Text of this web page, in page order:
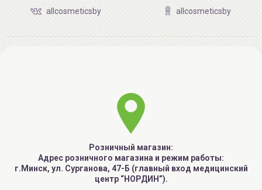
allcosmeticsby allcosmeticsby
Розничный магазин:
Адрес розничного магазина и режим работы:
г.Минск, ул. Сурганова, 47-Б (главный вход медицинский
центр “НОРДИН”).